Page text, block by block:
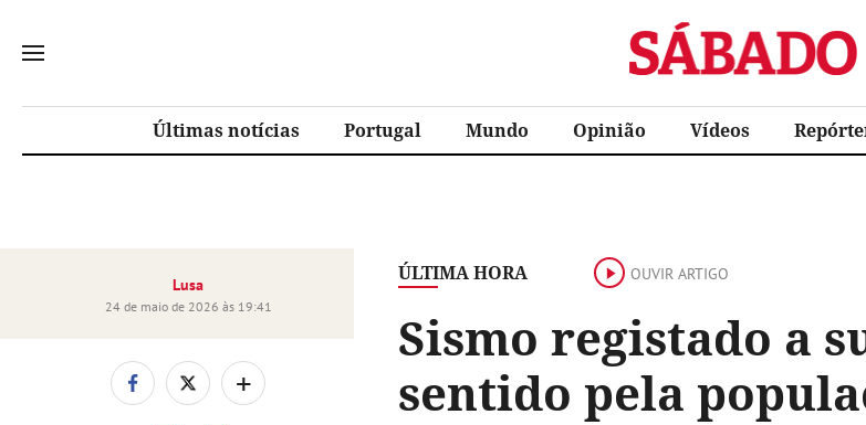
Sábado
Últimas notícias Portugal Mundo Opinião Vídeos
ÚLTIMA HORA OUVIR ARTIGO
Sismo registado a
sentido pela
Lusa
24 de maio de 2026 às 19:41
+